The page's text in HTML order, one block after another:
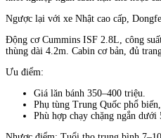
Ngược lại với xe Nhật cao cấp,
Động cơ Cummins ISF 2.8L, công
thùng dài 4.2m. Cabin cơ bản, đủ
Ưu điểm:
Giá lăn bánh 350–400 triệu.
Phụ tùng Trung Quốc phổ
Phù hợp chạy chặng ngắn